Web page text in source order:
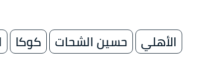
الأهلي حسين الشحات كوكا